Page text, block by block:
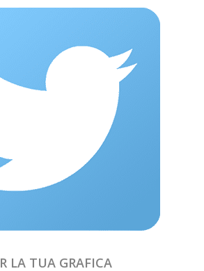
LA TUA GRAFICA